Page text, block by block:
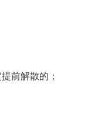
前解散的；